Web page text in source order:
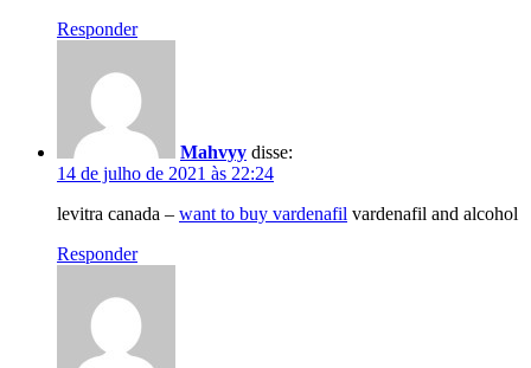
Responder
Mahvyy disse:
14 de julho de 2021 às 22:24
levitra canada – want to buy vardenafil vardenafil and alcohol
Responder